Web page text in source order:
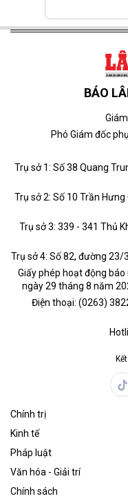
BÁO
Phó Giám đốc
Trụ sở 1: Số 38 Quang
Trụ sở 2: Số 10 Trần
Trụ sở 3: 339 - 341 Thủ
Trụ sở 4: Số 82, đường 23/
Giấy phép hoạt động
ngày 29 tháng 8 năm
Điện thoại: (0263)
Chính trị
Kinh tế
Pháp luật
Văn hóa - Giải trí
Chính sách